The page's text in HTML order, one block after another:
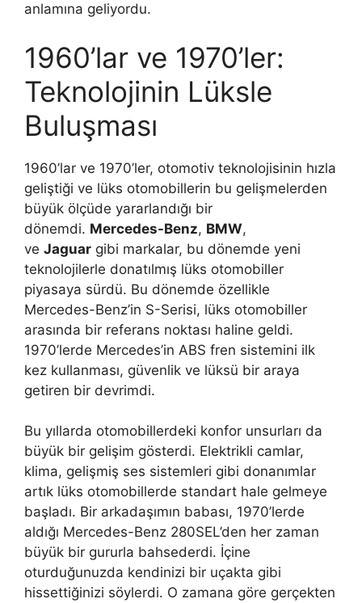
anlamına geliyordu.
1960’lar ve 1970’ler:
Teknolojinin Lüksle
Buluşması
1960’lar ve 1970’ler, otomotiv teknolojisinin hızla
geliştiği ve lüks otomobillerin bu gelişmelerden
büyük ölçüde yararlandığı bir
dönemdi. Mercedes-Benz, BMW,
ve Jaguar gibi markalar, bu dönemde yeni
teknolojilerle donatılmış lüks otomobiller
piyasaya sürdü. Bu dönemde özellikle
Mercedes-Benz’in S-Serisi, lüks otomobiller
arasında bir referans noktası haline geldi.
1970’lerde Mercedes’in ABS fren sistemini ilk
kez kullanması, güvenlik ve lüksü bir araya
getiren bir devrimdi.
Bu yıllarda otomobillerdeki konfor unsurları da
büyük bir gelişim gösterdi. Elektrikli camlar,
klima, gelişmiş ses sistemleri gibi donanımlar
artık lüks otomobillerde standart hale gelmeye
başladı. Bir arkadaşımın babası, 1970’lerde
aldığı Mercedes-Benz 280SEL’den her zaman
büyük bir gururla bahsederdi. İçine
oturduğunuzda kendinizi bir uçakta gibi
hissettiğinizi söylerdi. O zamana göre gerçekten